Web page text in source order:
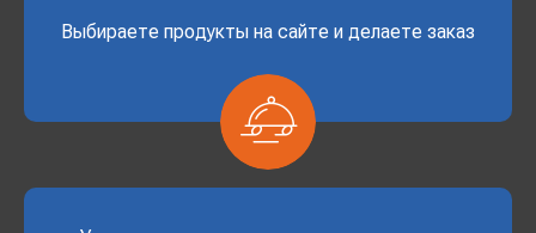
Выбираете продукты на сайте и делаете заказ